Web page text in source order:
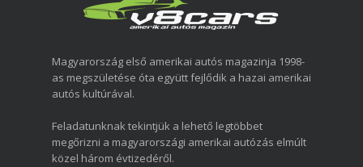
Magyarország első amerikai autós magazinja 1998-
as megszületése óta együtt fejlődik a hazai amerikai
autós kultúrával.
Feladatunknak tekintjük a lehető legtöbbet
megőrizni a magyarországi amerikai autózás elmúlt
közel három évtizedéről.